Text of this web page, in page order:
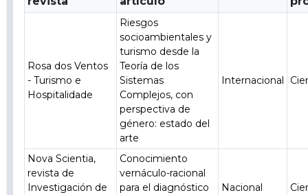
Rosa dos Ventos
- Turismo e
Hospitalidade
Riesgos
socioambientales y
turismo desde la
Teoría de los
Sistemas
Complejos, con
perspectiva de
género: estado del
arte
Internacional
Nova Scientia,
revista de
Investigación de
Conocimiento
vernáculo-racional
para el diagnóstico
Nacional